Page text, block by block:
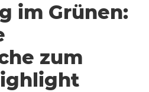
im Grünen:
zum